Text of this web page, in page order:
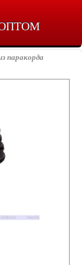
паракорда